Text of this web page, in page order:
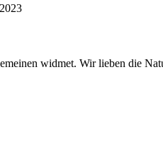
widmet. Wir lieben die